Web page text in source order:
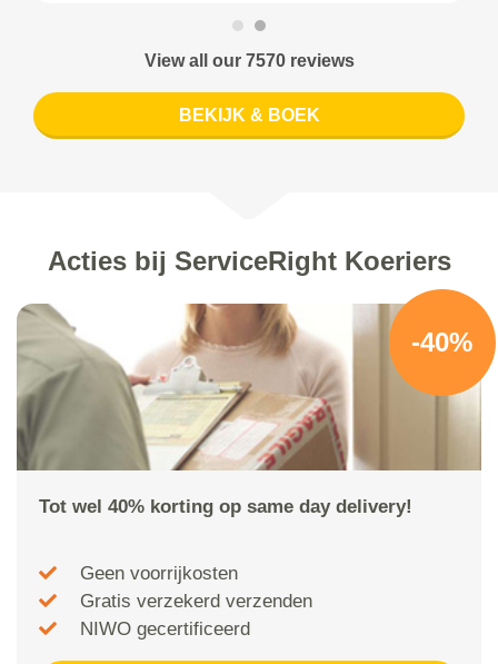
View all our 7570 reviews
BEKIJK & BOEK
Acties bij ServiceRight Koeriers
-40%
Tot wel 40% korting op same day delivery!
Geen voorrijkosten
Gratis verzekerd verzenden
NIWO gecertificeerd